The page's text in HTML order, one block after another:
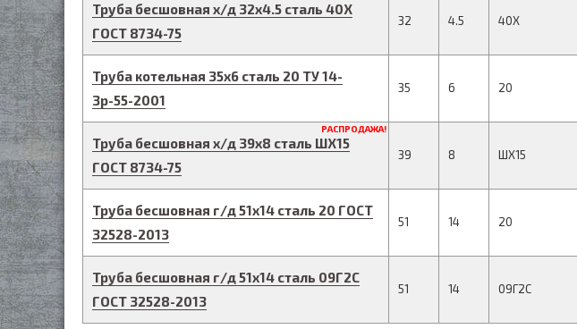
Труба бесшовная х/д 32х4.5 сталь 40Х
ГОСТ 8734-75
32 4.5 40Х
Труба котельная 35х6 сталь 20 ТУ 14-
3р-55-2001
35 6 20
РАСПРОДАЖА!
Труба бесшовная х/д 39х8 сталь ШХ15
ГОСТ 8734-75
39 8 ШХ15
Труба бесшовная г/д51х14 сталь 20 ГОСТ
32528-2013
51 14 20
Труба бесшовная г/д51х14 сталь 09Г2С
ГОСТ 32528-2013
51 14 09Г2С